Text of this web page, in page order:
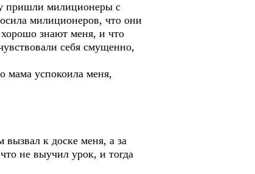
пришли милиционеры с
милиционеров, что они
хорошо знают меня, и что
себя смущенно,
мама успокоила меня,
к доске меня, а за
не выучил урок, и тогда